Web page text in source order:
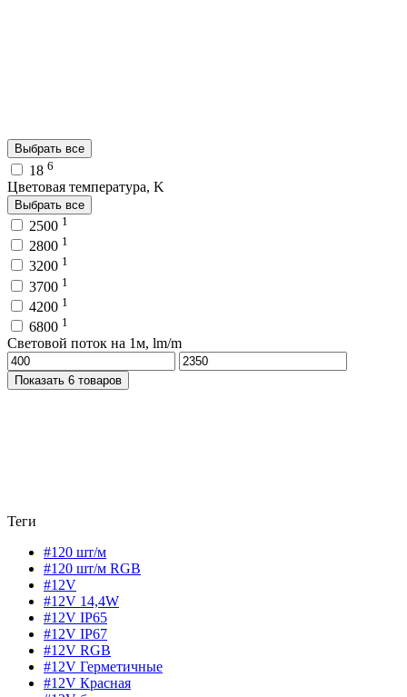
Выбрать все
18 6
Цветовая температура, K
Выбрать все
2500 1
2800 1
3200 1
3700 1
4200 1
6800 1
Световой поток на 1м, lm/m
Показать 6 товаров
Теги
#120 шт/м
#120 шт/м RGB
#12V
#12V 14,4W
#12V IP65
#12V IP67
#12V RGB
#12V Герметичные
#12V Красная